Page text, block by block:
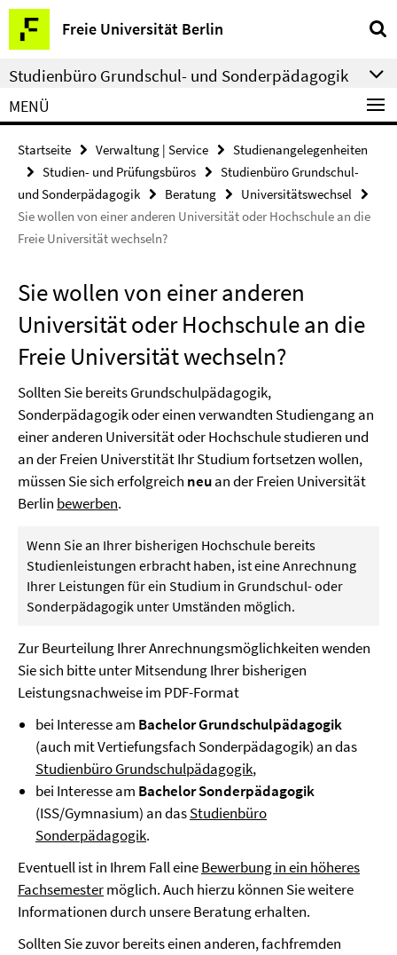
Springe
direkt
zu
Inhalt
Freie Universität Berlin
Service-
Navigation
Studienbüro Grundschul- und Sonderpädagogik
MENÜ
Startseite Verwaltung | Service
Studienangelegenheiten
Studien- und Prüfungsbüros
Studienbüro Grundschul-
und Sonderpädagogik
Beratung
Universitätswechsel
Sie wollen von einer anderen Universität oder Hochschule an die
Freie Universität wechseln?
Sie wollen von einer anderen
Universität oder Hochschule an die
Freie Universität wechseln?
Sollten Sie bereits Grundschulpädagogik,
Sonderpädagogik oder einen verwandten Studiengang an
einer anderen Universität oder Hochschule studieren und
an der Freien Universtität Ihr Studium fortsetzen wollen,
müssen Sie sich erfolgreich neuan der Freien Universität
Berlin bewerben.
Wenn Sie an Ihrer bisherigen Hochschule bereits
Studienleistungen erbracht haben, ist eine Anrechnung
Ihrer Leistungen für ein Studium in Grundschul- oder
Sonderpädagogik unter Umständen möglich.
Zur Beurteilung Ihrer Anrechnungsmöglichkeiten wenden
Sie sich bitte unter Mitsendung Ihrer bisherigen
Leistungsnachweise im PDF-Format
bei Interesse am Bachelor Grundschulpädagogik
(auch mit Vertiefungsfach Sonderpädagogik) an das
Studienbüro Grundschulpädagogik,
bei Interesse am Bachelor Sonderpädagogik
(ISS/Gymnasium) an dasStudienbüro
Sonderpädagogik.
Eventuell ist in Ihrem Fall eineBewerbung in ein höheres
Fachsemestermöglich. Auch hierzu können Sie weitere
Informationen durch unsere Beratung erhalten.
Sollten Sie zuvor bereits einen anderen, fachfremden